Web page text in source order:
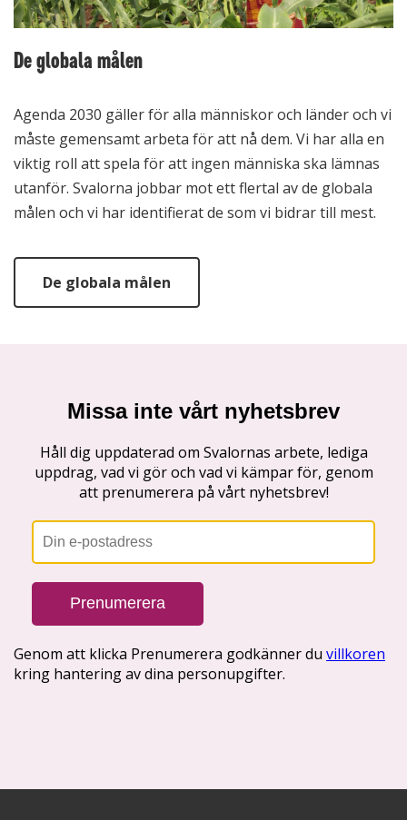
De globala målen
Agenda 2030 gäller för alla människor och länder och vi
måste gemensamt arbeta för att nå dem. Vi har alla en
viktig roll att spela för att ingen människa ska lämnas
utanför. Svalorna jobbar mot ett flertal av de globala
målen och vi har identifierat de som vi bidrar till mest.
De globala målen